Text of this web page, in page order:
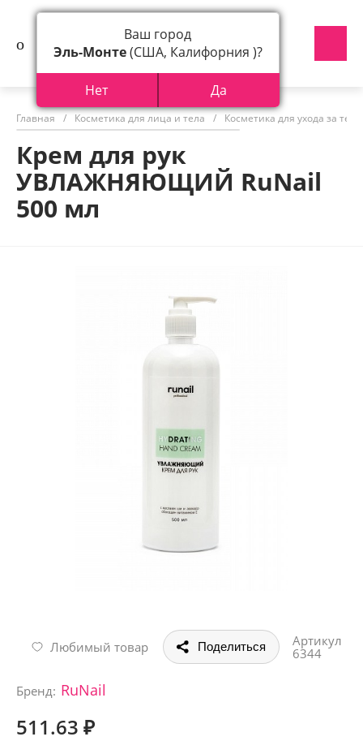
Главная / Косметика для лица и тела / Косметика для ухода за
Крем для рук
УВЛАЖНЯЮЩИЙ RuNail
500 мл
Любимый товар Поделиться
Артикул
6344
Бренд: RuNail
511.63 ₽
Ваш город
Эль-Монте(США, Калифорния )?
Нет Да